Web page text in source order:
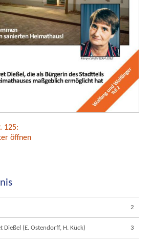
125:
öffnen
2
Dießel (E. Ostendorff, H. Kück) 3